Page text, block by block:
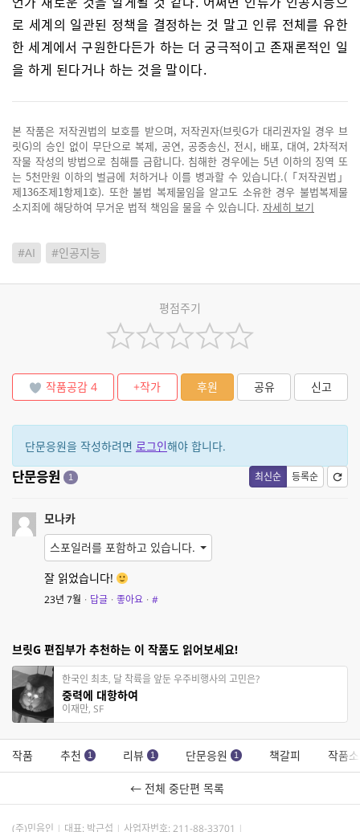
로 세계의 일관된 정책을 결정하는 것 말고 인류 전체를 유한
한 세계에서 구원한다든가 하는 더 궁극적이고 존재론적인 일
을 하게 된다거나 하는 것을 말이다.
본 작품은 저작권법의 보호를 받으며, 저작권자(브릿G가 대리권자일 경우 브
릿G)의 승인 없이 무단으로 복제, 공연, 공중송신, 전시, 배포, 대여, 2차적저
작물 작성의 방법으로 침해를 금합니다. 침해한 경우에는 5년 이하의 징역 또
는 5천만원 이하의 벌금에 처하거나 이를 병과할 수 있습니다.(「저작권법」
제136조제1항제1호). 또한 불법 복제물임을 알고도 소유한 경우 불법복제물
소지죄에 해당하여 무거운 법적 책임을 물을 수 있습니다. 자세히 보기
#AI #인공지능
평점주기
작품공감 4 +작가 후원 공유 신고
단문응원을 작성하려면 로그인해야 합니다.
최신순 등록순
단문응원 1
모나카
스포일러를 포함하고 있습니다.
잘 읽었습니다!
23년 7월 · 답글 · 좋아요 · #
브릿G 편집부가 추천하는 이 작품도 읽어보세요!
한국인 최초, 달 착륙을 앞둔 우주비행사의 고민은?
중력에 대항하여
이재만, SF
작품 추천 1 리뷰 1 단문응원 1 책갈피 작품
← 전체 중단편 목록
(주)민음인 대표: 박근섭 사업자번호: 211-88-33701